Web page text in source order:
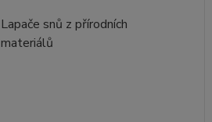
Lapače snů z přírodních
materiálů